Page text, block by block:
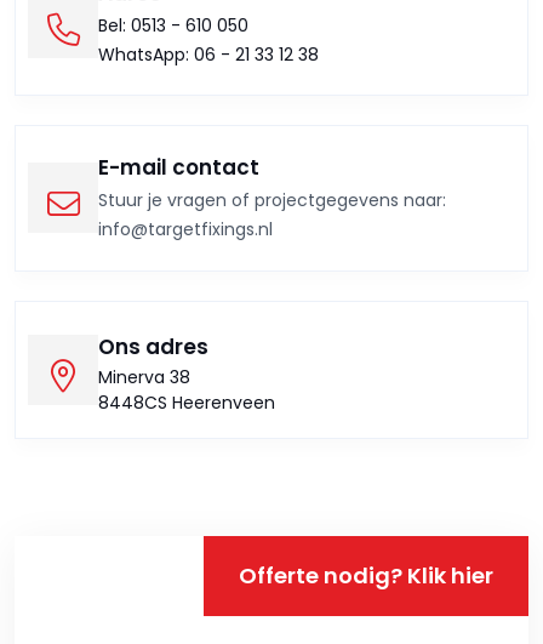
Bel: 0513 - 610 050
WhatsApp: 06 - 21 33 12 38
E-mail contact
Stuur je vragen of projectgegevens naar:
info@targetfixings.nl
Ons adres
Minerva 38
8448CS Heerenveen
Offerte nodig? Klik hier